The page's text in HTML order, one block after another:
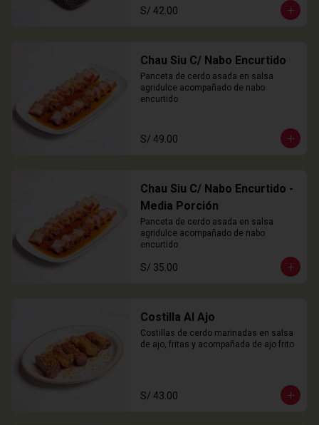
S/ 42.00
Chau Siu C/ Nabo Encurtido
Panceta de cerdo asada en salsa
agridulce acompañado de nabo
encurtido
S/ 49.00
Chau Siu C/ Nabo Encurtido -
Media Porción
Panceta de cerdo asada en salsa
agridulce acompañado de nabo
encurtido
S/ 35.00
Costilla Al Ajo
Costillas de cerdo marinadas en salsa
de ajo, fritas y acompañada de ajo frito
S/ 43.00